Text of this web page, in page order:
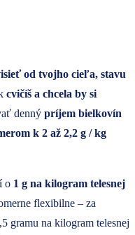
od tvojho cieľa, stavu
cvičíš a chcela by si
denný príjem bielkovín
k 2 až 2,2 g / kg
o 1 g na kilogram telesnej
flexibilne – za
gramu na kilogram telesnej